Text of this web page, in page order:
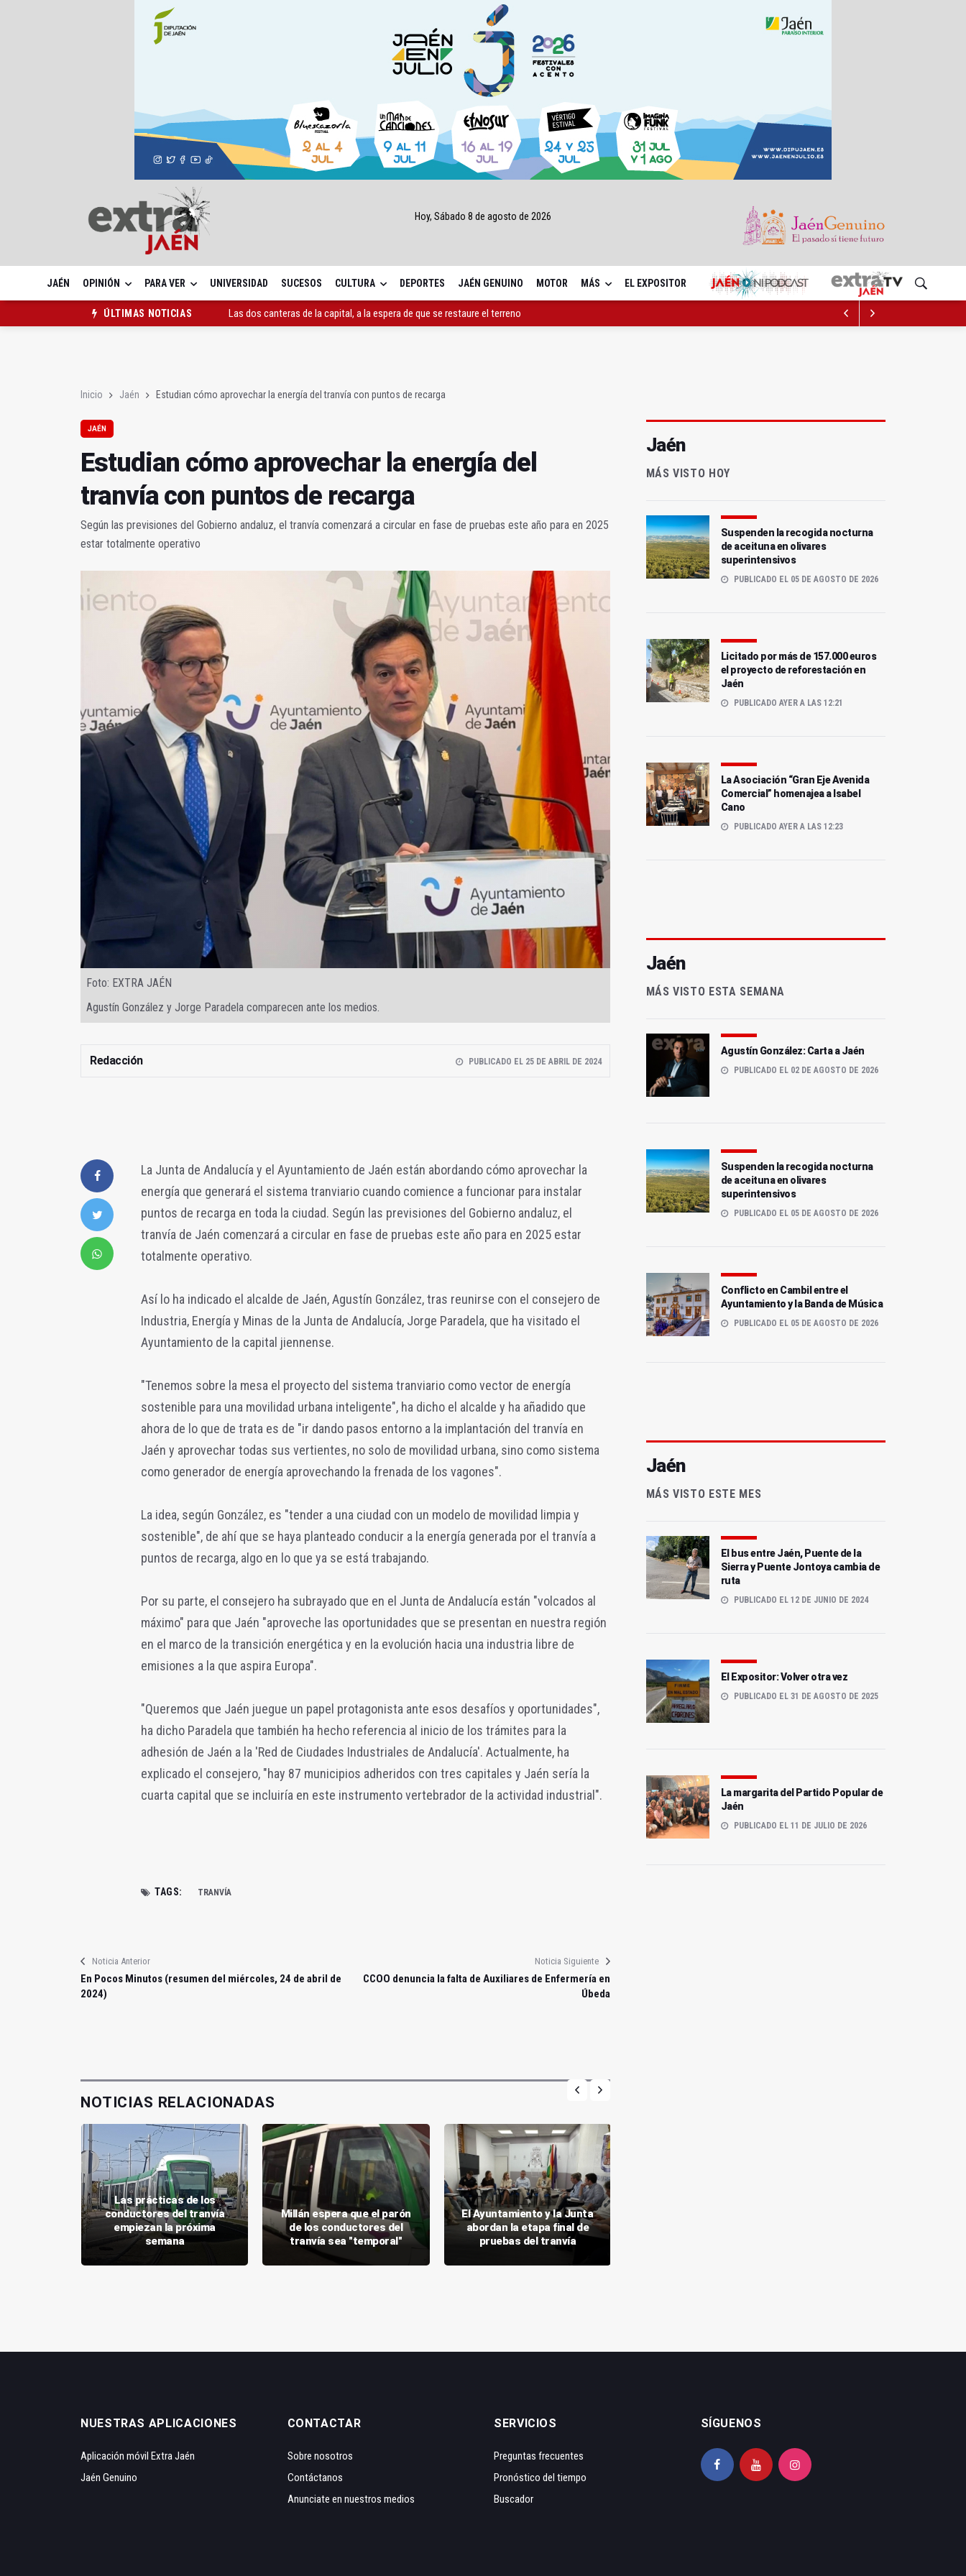
Hoy, Sábado 8 de agosto de 2026
JAÉN OPINIÓN PARA VER UNIVERSIDAD SUCESOS CULTURA DEPORTES JAÉN GENUINO MOTOR MÁS EL EXPOSITOR
ÚLTIMAS NOTICIAS
Las dos canteras de la capital, a la espera de que se restaure el terreno
Inicio Jaén Estudian cómo aprovechar la energía del tranvía con puntos de recarga
JAÉN
Estudian cómo aprovechar la energía del
tranvía con puntos de recarga
Según las previsiones del Gobierno andaluz, el tranvía comenzará a circular en fase de pruebas este año para en 2025
estar totalmente operativo
Foto: EXTRA JAÉN
Agustín González y Jorge Paradela comparecen ante los medios.
Redacción PUBLICADO EL 25 DE ABRIL DE 2024
La Junta de Andalucía y el Ayuntamiento de Jaén están abordando cómo aprovechar la
energía que generará el sistema tranviario cuando comience a funcionar para instalar
puntos de recarga en toda la ciudad. Según las previsiones del Gobierno andaluz, el
tranvía de Jaén comenzará a circular en fase de pruebas este año para en 2025 estar
totalmente operativo.
Así lo ha indicado el alcalde de Jaén, Agustín González, tras reunirse con el consejero de
Industria, Energía y Minas de la Junta de Andalucía, Jorge Paradela, que ha visitado el
Ayuntamiento de la capital jiennense.
"Tenemos sobre la mesa el proyecto del sistema tranviario como vector de energía
sostenible para una movilidad urbana inteligente", ha dicho el alcalde y ha añadido que
ahora de lo que de trata es de "ir dando pasos entorno a la implantación del tranvía en
Jaén y aprovechar todas sus vertientes, no solo de movilidad urbana, sino como sistema
como generador de energía aprovechando la frenada de los vagones".
La idea, según González, es "tender a una ciudad con un modelo de movilidad limpia y
sostenible", de ahí que se haya planteado conducir a la energía generada por el tranvía a
puntos de recarga, algo en lo que ya se está trabajando.
Por su parte, el consejero ha subrayado que en el Junta de Andalucía están "volcados al
máximo" para que Jaén "aproveche las oportunidades que se presentan en nuestra región
en el marco de la transición energética y en la evolución hacia una industria libre de
emisiones a la que aspira Europa".
"Queremos que Jaén juegue un papel protagonista ante esos desafíos y oportunidades",
ha dicho Paradela que también ha hecho referencia al inicio de los trámites para la
adhesión de Jaén a la 'Red de Ciudades Industriales de Andalucía'. Actualmente, ha
explicado el consejero, "hay 87 municipios adheridos con tres capitales y Jaén sería la
cuarta capital que se incluiría en este instrumento vertebrador de la actividad industrial".
TAGS: TRANVÍA
Noticia Anterior
En Pocos Minutos (resumen del miércoles, 24 de abril de
2024)
Noticia Siguiente
CCOO denuncia la falta de Auxiliares de Enfermería en
Úbeda
NOTICIAS RELACIONADAS
Las prácticas de los
conductores del tranvía
empiezan la próxima
semana
Millán espera que el parón
de los conductores del
tranvía sea "temporal"
El Ayuntamiento y la Junta
abordan la etapa final de
pruebas del tranvía
Jaén
MÁS VISTO HOY
Suspenden la recogida nocturna
de aceituna en olivares
superintensivos
PUBLICADO EL 05 DE AGOSTO DE 2026
Licitado por más de 157.000 euros
el proyecto de reforestación en
Jaén
PUBLICADO AYER A LAS 12:21
La Asociación “Gran Eje Avenida
Comercial” homenajea a Isabel
Cano
PUBLICADO AYER A LAS 12:23
Jaén
MÁS VISTO ESTA SEMANA
Agustín González: Carta a Jaén
PUBLICADO EL 02 DE AGOSTO DE 2026
Suspenden la recogida nocturna
de aceituna en olivares
superintensivos
PUBLICADO EL 05 DE AGOSTO DE 2026
Conflicto en Cambil entre el
Ayuntamiento y la Banda de Música
PUBLICADO EL 05 DE AGOSTO DE 2026
Jaén
MÁS VISTO ESTE MES
El bus entre Jaén, Puente de la
Sierra y Puente Jontoya cambia de
ruta
PUBLICADO EL 12 DE JUNIO DE 2024
El Expositor: Volver otra vez
PUBLICADO EL 31 DE AGOSTO DE 2025
La margarita del Partido Popular de
Jaén
PUBLICADO EL 11 DE JULIO DE 2026
NUESTRAS APLICACIONES
Aplicación móvil Extra Jaén
Jaén Genuino
CONTACTAR
Sobre nosotros
Contáctanos
Anunciate en nuestros medios
SERVICIOS
Preguntas frecuentes
Pronóstico del tiempo
Buscador
SÍGUENOS